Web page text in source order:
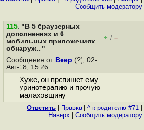
Cообщить модератору
115. "В 5 браузерных
дополнениях и 6
мобильных приложениях
обнаруж..."
+ / –
Сообщение от Веер (?), 02-
Авг-18, 15:26
Хуже, он пропишет ему
уринотерапию и прочую
малаховщину
Ответить Правка| ^ к родителю #71
Наверх
Cообщить модератору